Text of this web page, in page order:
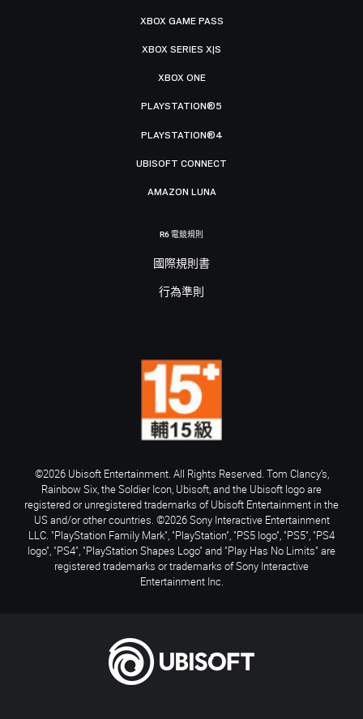
XBOX GAME PASS
XBOX SERIES X|S
XBOX ONE
PLAYSTATION®5
PLAYSTATION®4
UBISOFT CONNECT
AMAZON LUNA
R6 電競規則
國際規則書
行為準則
©2026 Ubisoft Entertainment. All Rights Reserved. Tom Clancy’s,
Rainbow Six, the Soldier Icon, Ubisoft, and the Ubisoft logo are
registered or unregistered trademarks of Ubisoft Entertainment in the
US and/or other countries. ©2026 Sony Interactive Entertainment
LLC. "PlayStation Family Mark", "PlayStation", "PS5 logo", "PS5", "PS4
logo", "PS4", "PlayStation Shapes Logo" and "Play Has No Limits" are
registered trademarks or trademarks of Sony Interactive
Entertainment Inc.